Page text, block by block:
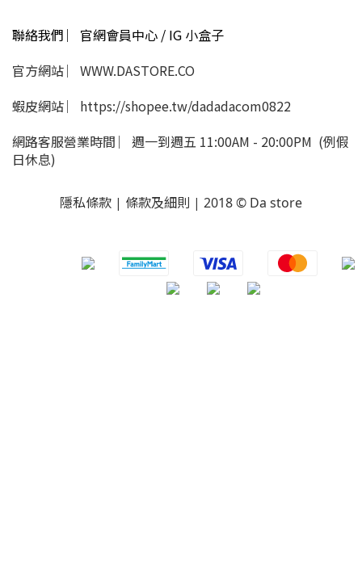
聯絡我們 ︳官網會員中心 / IG 小盒子
官方網站 ︳WWW.DASTORE.CO
蝦皮網站 ︳https://shopee.tw/dadadacom0822
網路客服營業時間 ︳週一到週五 11:00AM - 20:00PM (例假
日休息)
隱私條款 | 條款及細則 | 2018 © Da store